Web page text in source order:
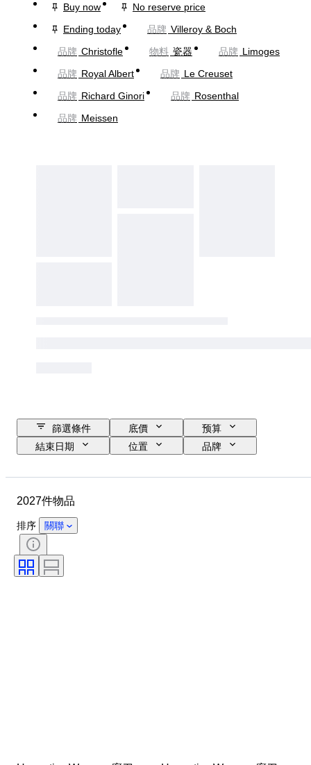
Buy now
No reserve price
Ending today
品牌 Villeroy & Boch
品牌 Christofle 物料 瓷器 品牌 Limoges
品牌 Royal Albert 品牌 Le Creuset
品牌 Richard Ginori 品牌 Rosenthal
品牌 Meissen
篩選條件 底價
预算
結束日期
位置
品牌
簽名
時代
藝術家
型號
2027件物品
排序 關聯